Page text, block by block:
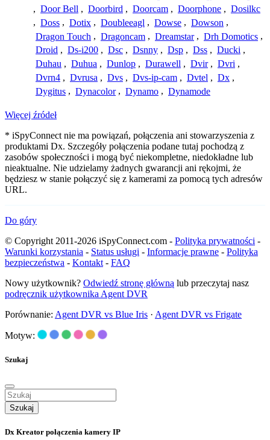
, Door Bell , Doorbird , Doorcam , Doorphone , Dosilkc
, Doss , Dotix , Doubleeagl , Dowse , Dowson ,
Dragon Touch , Dragoncam , Dreamstar , Drh Domotics ,
Droid , Ds-i200 , Dsc , Dsnny , Dsp , Dss , Ducki ,
Duhau , Duhua , Dunlop , Durawell , Dvir , Dvri ,
Dvrn4 , Dvrusa , Dvs , Dvs-ip-cam , Dvtel , Dx ,
Dygitus , Dynacolor , Dynamo , Dynamode
Więcej źródeł
* iSpyConnect nie ma powiązań, połączenia ani stowarzyszenia z
produktami Dx. Szczegóły połączenia podane tutaj pochodzą z
zasobów społeczności i mogą być niekompletne, niedokładne lub
nieaktualne. Nie udzielamy żadnych gwarancji ani rękojmi, że
będziesz w stanie połączyć się z kamerami za pomocą tych adresów
URL.
Do góry
© Copyright 2011-2026 iSpyConnect.com - Polityka prywatności -
Warunki korzystania - Status usługi - Informacje prawne - Polityka
bezpieczeństwa - Kontakt - FAQ
Nowy użytkownik? Odwiedź stronę główną lub przeczytaj nasz
podręcznik użytkownika Agent DVR
Porównanie: Agent DVR vs Blue Iris · Agent DVR vs Frigate
Motyw:
Szukaj
Szukaj
Dx Kreator połączenia kamery IP